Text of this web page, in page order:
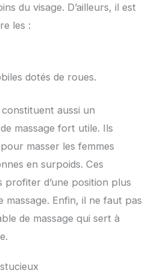
du visage. D’ailleurs, il est
les :
dotés de roues.
constituent aussi un
massage fort utile. Ils
masser les femmes
en surpoids. Ces
profiter d’une position plus
Enfin, il ne faut pas
de massage qui sert à